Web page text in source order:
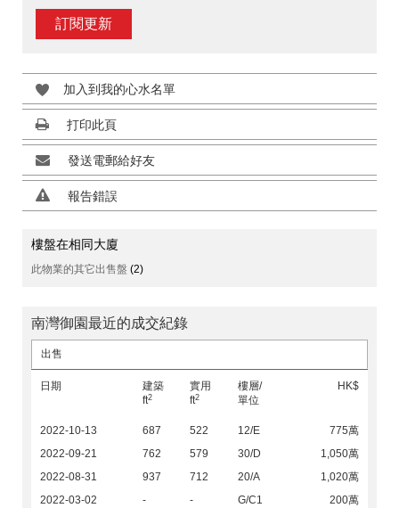
訂閱更新
加入到我的心水名單
打印此頁
發送電郵給好友
報告錯誤
樓盤在相同大廈
此物業的其它出售盤 (2)
南灣御園最近的成交紀錄
出售
日期
建築
ft2
實用
ft2
樓層/
單位
HK$
2022-10-13 687 522 12/E
775萬
2022-09-21
762 579 30/D
1,050萬
2022-08-31
937 712 20/A
1,020萬
2022-03-02
- - G/C1
200萬